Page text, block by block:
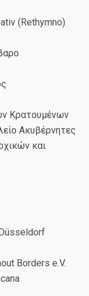
(Rethymno)
Κρατουμένων
Ακυβέρνητες
και
Borders e.V.